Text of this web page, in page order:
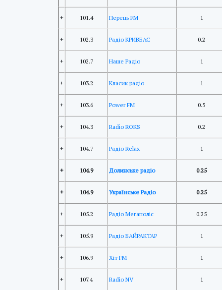
+ 101.4 Перець FM 1
+ 102.3 Радіо КРИВБАС 0.2
+ 102.7 Наше Радіо 1
+ 103.2 Класик радіо 1
+ 103.6 Power FM 0.5
+ 104.3 Radio ROKS 0.2
+ 104.7 Радіо Relax 1
+ 104.9 Долинське радіо 0.25
+ 104.9 Українське Радіо 0.25
+ 105.2 Радіо Мегаполіс 0.25
+ 105.9 Радіо БАЙРАКТАР 1
+ 106.9 Хіт FM 1
+ 107.4 Radio NV 1